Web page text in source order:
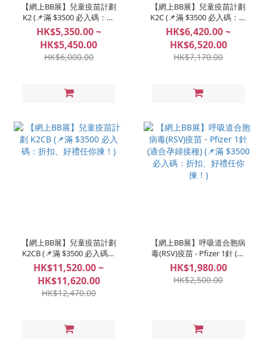
【網上BB展】兒童疫苗計劃
K2 (📌滿 $3500 必入碼：折
扣、好禮任你揀！)
HK$5,350.00 ~
HK$5,450.00
HK$6,000.00
【網上BB展】兒童疫苗計劃
K2C (📌滿 $3500 必入碼：折
扣、好禮任你揀！)
HK$6,420.00 ~
HK$6,520.00
HK$7,170.00
【網上BB展】兒童疫苗計劃
K2CB (📌滿 $3500 必入碼：
折扣、好禮任你揀！)
HK$11,520.00 ~
HK$11,620.00
HK$12,470.00
【網上BB展】呼吸道合胞病
毒(RSV)疫苗 - Pfizer 1針 (適
合孕婦接種) (📌滿 $3500 必
入碼：折扣、好禮任你揀！)
HK$1,980.00
HK$2,500.00